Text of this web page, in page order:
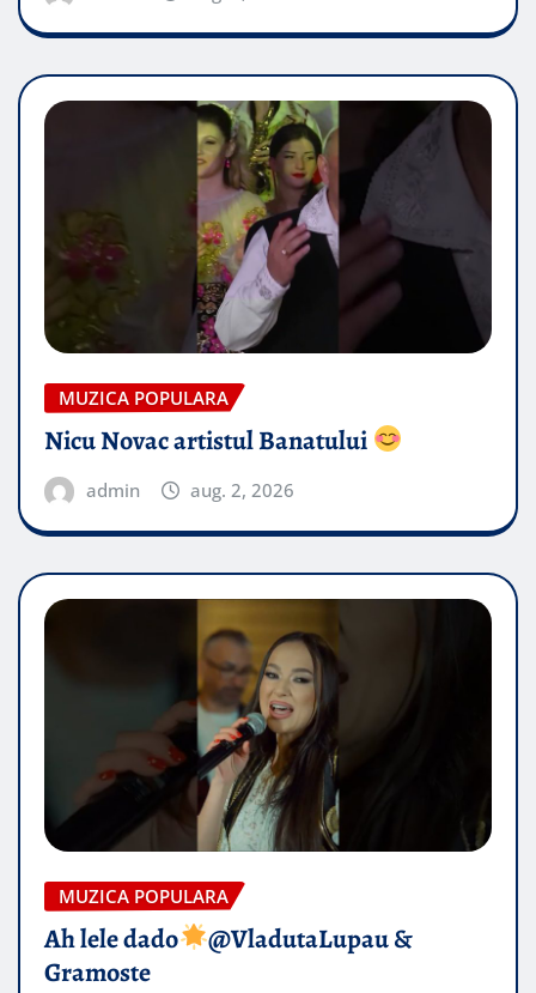
MUZICA POPULARA
Nicu Novac artistul Banatului
admin aug. 2, 2026
MUZICA POPULARA
Ah lele dado​
@VladutaLupau &
Gramoste